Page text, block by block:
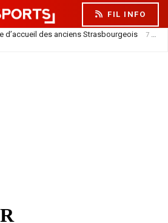
FIL INFO
d’accueil des anciens Strasbourgeois 7 août 2026